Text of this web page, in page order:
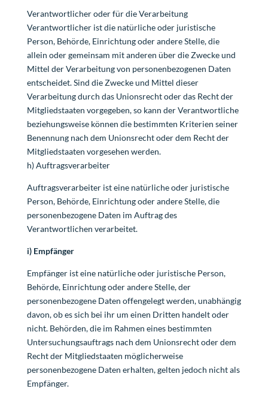
Verantwortlicher oder für die Verarbeitung
Verantwortlicher ist die natürliche oder juristische
Person, Behörde, Einrichtung oder andere Stelle, die
allein oder gemeinsam mit anderen über die Zwecke und
Mittel der Verarbeitung von personenbezogenen Daten
entscheidet. Sind die Zwecke und Mittel dieser
Verarbeitung durch das Unionsrecht oder das Recht der
Mitgliedstaaten vorgegeben, so kann der Verantwortliche
beziehungsweise können die bestimmten Kriterien seiner
Benennung nach dem Unionsrecht oder dem Recht der
Mitgliedstaaten vorgesehen werden.
h) Auftragsverarbeiter
Auftragsverarbeiter ist eine natürliche oder juristische
Person, Behörde, Einrichtung oder andere Stelle, die
personenbezogene Daten im Auftrag des
Verantwortlichen verarbeitet.
i) Empfänger
Empfänger ist eine natürliche oder juristische Person,
Behörde, Einrichtung oder andere Stelle, der
personenbezogene Daten offengelegt werden, unabhängig
davon, ob es sich bei ihr um einen Dritten handelt oder
nicht. Behörden, die im Rahmen eines bestimmten
Untersuchungsauftrags nach dem Unionsrecht oder dem
Recht der Mitgliedstaaten möglicherweise
personenbezogene Daten erhalten, gelten jedoch nicht als
Empfänger.